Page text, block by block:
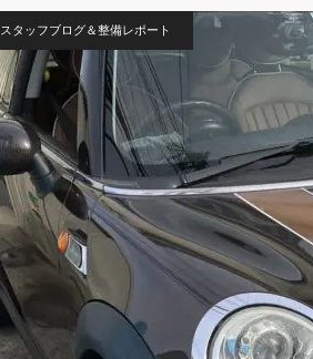
スタッフブログ＆整備レポート